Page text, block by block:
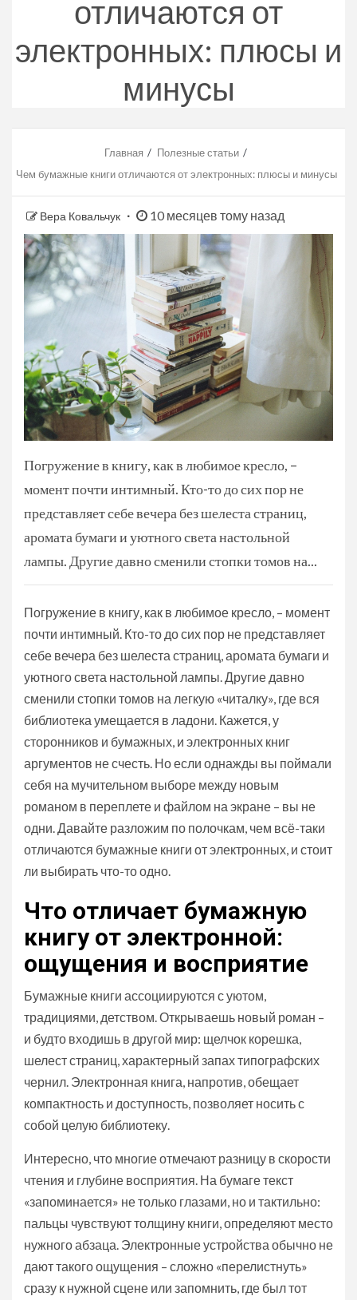
отличаются от
электронных: плюсы и
минусы
Главная
Полезные статьи
Чем бумажные книги отличаются от электронных: плюсы и минусы
Вера Ковальчук 10 месяцев тому назад
Погружение в книгу, как в любимое кресло, –
момент почти интимный. Кто-то до сих пор не
представляет себе вечера без шелеста страниц,
аромата бумаги и уютного света настольной
лампы. Другие давно сменили стопки томов на...
Погружение в книгу, как в любимое кресло, – момент
почти интимный. Кто-то до сих пор не представляет
себе вечера без шелеста страниц, аромата бумаги и
уютного света настольной лампы. Другие давно
сменили стопки томов на легкую «читалку», где вся
библиотека умещается в ладони. Кажется, у
сторонников и бумажных, и электронных книг
аргументов не счесть. Но если однажды вы поймали
себя на мучительном выборе между новым
романом в переплете и файлом на экране – вы не
одни. Давайте разложим по полочкам, чем всё-таки
отличаются бумажные книги от электронных, и стоит
ли выбирать что-то одно.
Что отличает бумажную
книгу от электронной:
ощущения и восприятие
Бумажные книги ассоциируются с уютом,
традициями, детством. Открываешь новый роман –
и будто входишь в другой мир: щелчок корешка,
шелест страниц, характерный запах типографских
чернил. Электронная книга, напротив, обещает
компактность и доступность, позволяет носить с
собой целую библиотеку.
Интересно, что многие отмечают разницу в скорости
чтения и глубине восприятия. На бумаге текст
«запоминается» не только глазами, но и тактильно:
пальцы чувствуют толщину книги, определяют место
нужного абзаца. Электронные устройства обычно не
дают такого ощущения – сложно «перелистнуть»
сразу к нужной сцене или запомнить, где был тот